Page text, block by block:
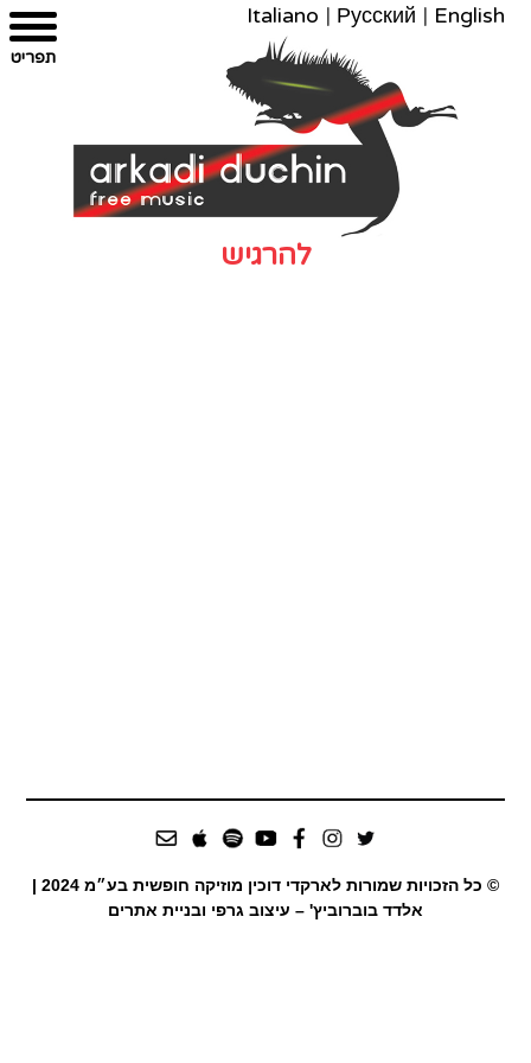
מפת
הצהרת
עבור
צרו
English
|
Русский
|
Italiano
להרגיש
© כל הזכויות שמורות לארקדי דוכין מוזיקה חופשית בע״מ 2024 |
אלדד בוברוביץ' – עיצוב גרפי ובניית אתרים
תפריט